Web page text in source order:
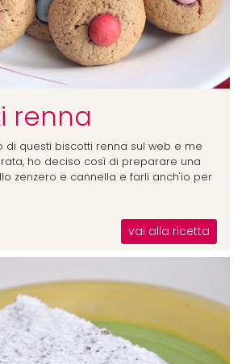
renna
di questi biscotti renna sul web e me
ho deciso così di preparare una
zenzero e cannella e farli anch'io per
vai alla ricetta